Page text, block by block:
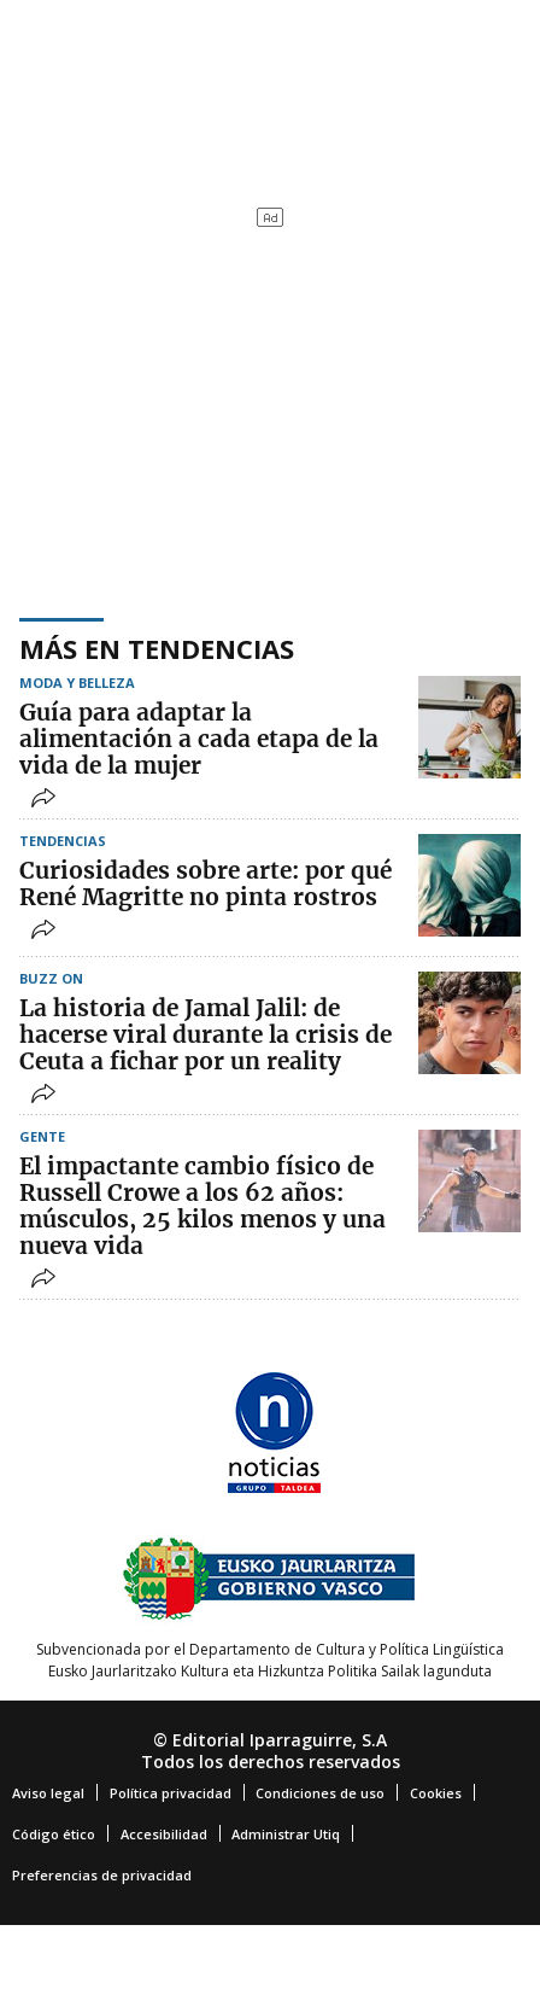
MÁS EN TENDENCIAS
MODA Y BELLEZA
Guía para adaptar la
alimentación a cada etapa de la
vida de la mujer
TENDENCIAS
Curiosidades sobre arte: por qué
René Magritte no pinta rostros
BUZZ ON
La historia de Jamal Jalil: de
hacerse viral durante la crisis de
Ceuta a fichar por un reality
GENTE
El impactante cambio físico de
Russell Crowe a los 62 años:
músculos, 25 kilos menos y una
nueva vida
Subvencionada por el Departamento de Cultura y Política Lingüística
Eusko Jaurlaritzako Kultura eta Hizkuntza Politika Sailak lagunduta
© Editorial Iparraguirre, S.A
Todos los derechos reservados
Aviso legal Política privacidad Condiciones de uso Cookies
Código ético Accesibilidad Administrar Utiq
Preferencias de privacidad